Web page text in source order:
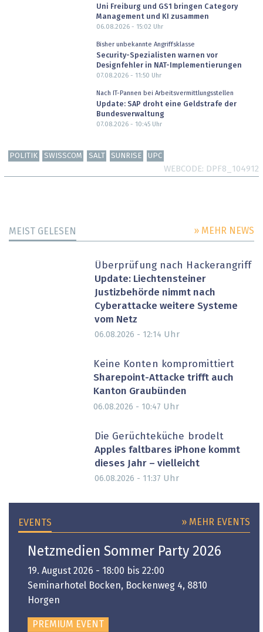
Uni Freiburg und GS1 bringen Category
Management und KI zusammen
06.08.2026 - 15:02 Uhr
Bisher unbekannte Angriffsklasse
Security-Spezialisten warnen vor
Designfehler in NAT-Implementierungen
07.08.2026 - 11:50 Uhr
Nach IT-Pannen bei Arbeitsvermittlungsstellen
Update: SAP droht eine Geldstrafe der
Bundesverwaltung
07.08.2026 - 10:45Uhr
POLITIK SWISSCOM SALT SUNRISE UPC
WEBCODE DPF8_104912
MEIST GELESEN » MEHR NEWS
Überprüfung nach Hackerangriff
Update: Liechtensteiner
Justizbehörde nimmt nach
Cyberattacke weitere Systeme
vom Netz
06.08.2026 - 12:14 Uhr
Keine Konten kompromittiert
Sharepoint-Attacke trifft auch
Kanton Graubünden
06.08.2026 - 10:47 Uhr
Die Gerüchteküche brodelt
Apples faltbares iPhone kommt
dieses Jahr – vielleicht
06.08.2026 - 11:37 Uhr
EVENTS » MEHR EVENTS
Netzmedien Sommer Party 2026
19. August 2026 - 18:00 bis 22:00
Seminarhotel Bocken, Bockenweg 4, 8810
Horgen
PREMIUM EVENT